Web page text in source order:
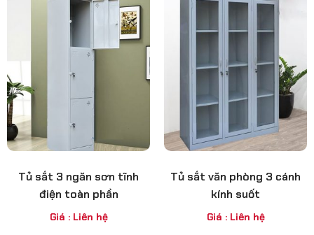
Tủ sắt 3 ngăn sơn tĩnh
điện toàn phần
Giá : Liên hệ
Tủ sắt văn phòng 3 cánh
kính suốt
Giá : Liên hệ